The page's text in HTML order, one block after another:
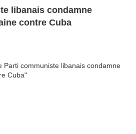
libanais condamne
contre Cuba